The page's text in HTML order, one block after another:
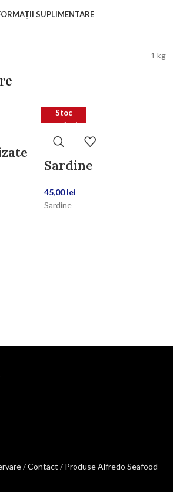
SUPLIMENTARE
1 kg
Stoc
epuizat
Sold out
Sardine
45,00lei
Sardine
/Contact / Produse Alfredo Seafood